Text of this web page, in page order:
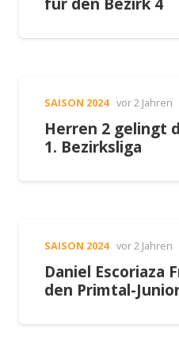
SAISON 2024 vor 2 Jahren
Herren 2 gelingt
1. Bezirksliga
SAISON 2024 vor 2 Jahren
Daniel Escoriaza
den Primtal-